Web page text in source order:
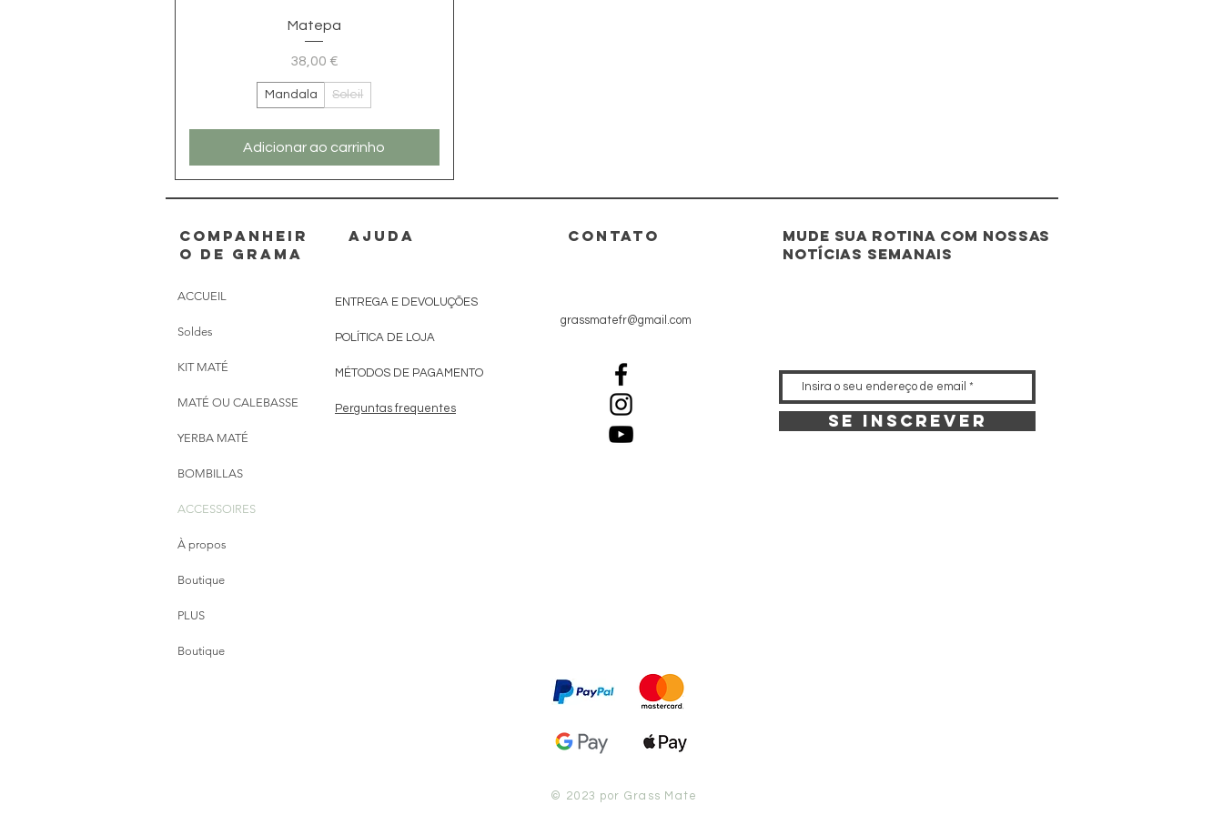
Visualização rápida
Matepa
Preço
38,00 €
Mandala Soleil
Adicionar ao carrinho
Companheir
o de grama
ACCUEIL
Soldes
KIT MATÉ
MATÉ OU CALEBASSE
YERBA MATÉ
BOMBILLAS
ACCESSOIRES
À propos
Boutique
PLUS
Boutique
AJUDA
ENTREGA E DEVOLUÇÕES
POLÍTICA DE LOJA
MÉTODOS DE PAGAMENTO
Perguntas frequentes
CONTATO
grassmatefr@gmail.com
Mude sua rotina com nossas
notícias semanais
Se inscrever
© 2023 por Grass Mate